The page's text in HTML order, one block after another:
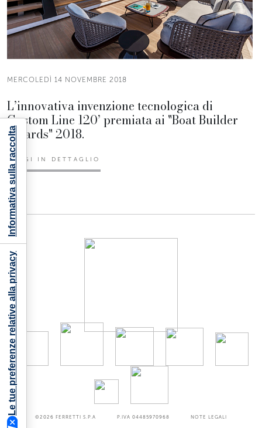
MERCOLEDÌ 14 NOVEMBRE 2018
L’innovativa invenzione tecnologica di
Custom Line 120’ premiata ai "Boat Builder
Awards" 2018.
LEGGI IN DETTAGLIO
©2026 FERRETTI S.P.A P.IVA 04485970968 NOTE LEGALI
Le tue preferenze relative alla privacy
Informativa sulla raccolta